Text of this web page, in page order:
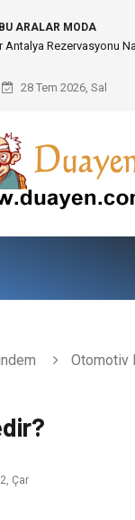
ARALAR MODA
Makine Parçalarının
28 Tem 2026, Sal
Otomotiv
Çar